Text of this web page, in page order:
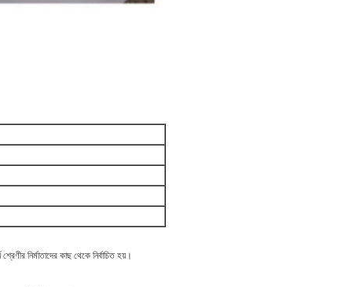
নির্মাতাদের কাছ থেকে নির্বাচিত হয়।